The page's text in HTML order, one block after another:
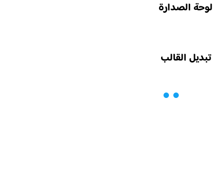
لوحة الصدارة
تبديل القالب